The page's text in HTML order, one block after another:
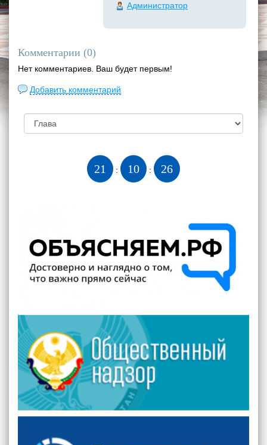
Администратор
Комментарии (0)
Нет комментариев. Ваш будет первым!
Добавить комментарий
21 : 10 : 27